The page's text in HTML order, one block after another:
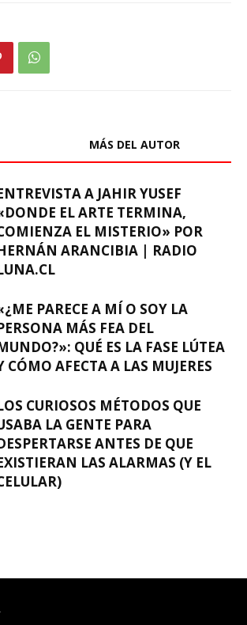
MÁS DEL AUTOR
A JAHIR YUSEF
EL ARTE TERMINA,
EL MISTERIO» POR
ARANCIBIA | RADIO
PARECE A MÍ O SOY LA
MÁS FEA DEL
QUÉ ES LA FASE LÚTEA
CÓMO AFECTA A LAS MUJERES
CURIOSOS MÉTODOS QUE
LA GENTE PARA
ANTES DE QUE
LAS ALARMAS (Y EL